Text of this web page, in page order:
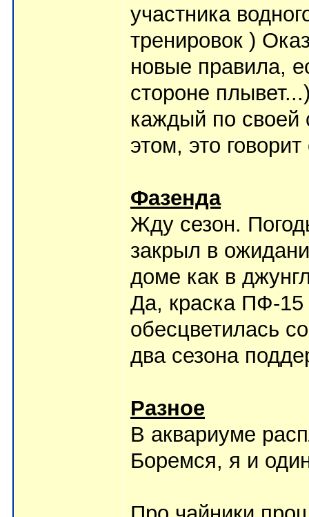
участника
тренировок )
новые правила,
стороне
каждый по своей
этом, это
Фазенда
Жду сезон.
закрыл в
доме как в
Да, краска ПФ-15
обесцветилась
два сезона
Разное
В аквариуме
Боремся, я и